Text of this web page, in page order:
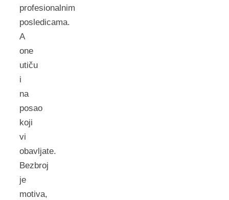
profesionalnim
posledicama.
A
one
utiču
i
na
posao
koji
vi
obavljate.
Bezbroj
je
motiva,